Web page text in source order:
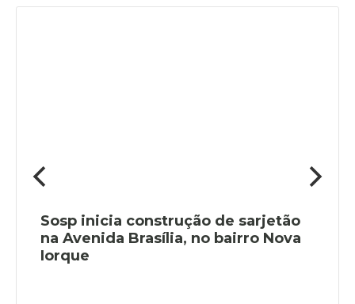
Sosp inicia construção de sarjetão
na Avenida Brasília, no bairro Nova
Iorque